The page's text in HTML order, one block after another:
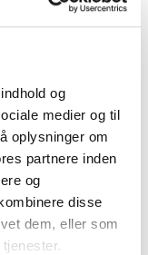
og
medier og til
oplysninger om
partnere inden
og
disse
dem, eller som
handel
med
er baseret
og med
platformen er
til at bygge og
er der ingen
i tilsvarende
for at